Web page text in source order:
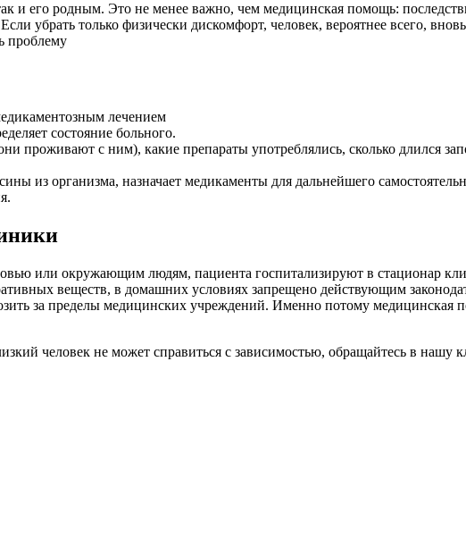
и его родным. Это не менее важно, чем медицинская помощь:
убрать только физически дискомфорт, человек, вероятнее всего,
проблему
лечением
состояние больного.
проживают с ним), какие препараты употреблялись, сколько длился
из организма, назначает медикаменты для дальнейшего
или окружающим людям, пациента госпитализируют в стационар
веществ, в домашних условиях запрещено действующим
за пределы медицинских учреждений. Именно потому медицинская
человек не может справиться с зависимостью, обращайтесь в нашу